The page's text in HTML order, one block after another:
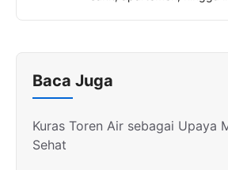
Baca Juga
Kuras Toren Air sebagai Upaya
Sehat